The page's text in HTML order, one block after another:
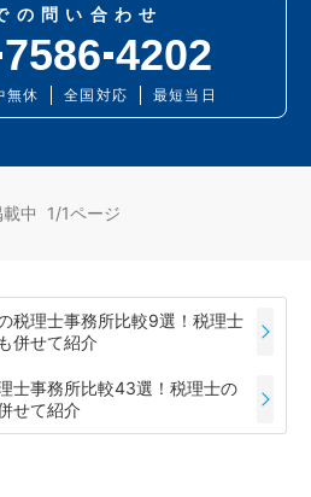
の問い合わせ
7586 4202
無休 全国対応 最短当日
載中 1/1ページ
税理士事務所比較9選！税理士
併せて紹介
士事務所比較43選！税理士の
せて紹介